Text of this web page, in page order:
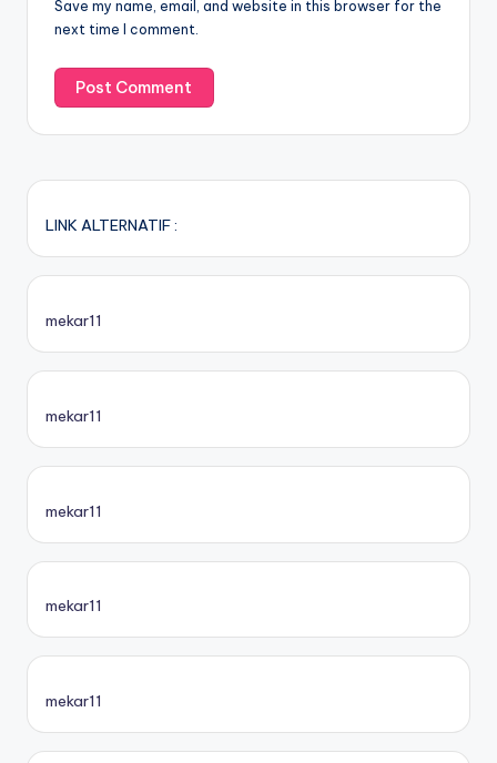
Save my name, email, and website in this browser for the
next time I comment.
LINK ALTERNATIF :
mekar11
mekar11
mekar11
mekar11
mekar11